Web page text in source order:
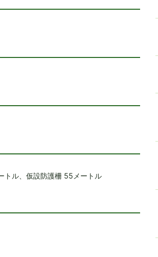
トル、仮設防護柵 55メートル